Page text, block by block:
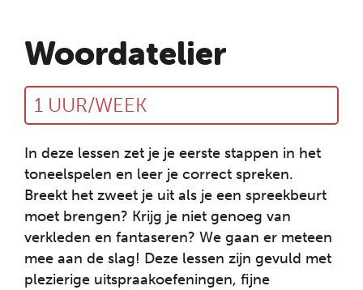
Woordatelier
1 UUR/WEEK
In deze lessen zet je je eerste stappen in het
toneelspelen en leer je correct spreken.
Breekt het zweet je uit als je een spreekbeurt
moet brengen? Krijg je niet genoeg van
verkleden en fantaseren? We gaan er meteen
mee aan de slag! Deze lessen zijn gevuld met
plezierige uitspraakoefeningen, fijne